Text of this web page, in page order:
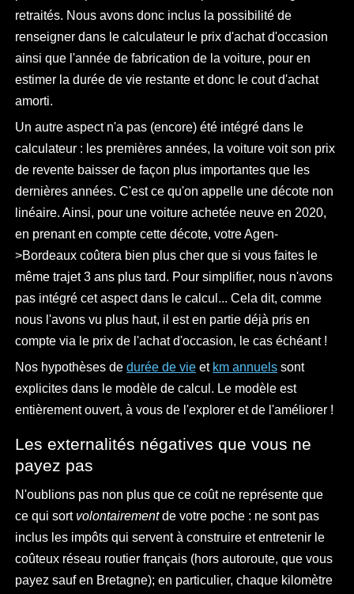
retraités. Nous avons donc inclus la possibilité de
renseigner dans le calculateur le prix d'achat d'occasion
ainsi que l'année de fabrication de la voiture, pour en
estimer la durée de vie restante et donc le cout d'achat
amorti.
Un autre aspect n'a pas (encore) été intégré dans le
calculateur : les premières années, la voiture voit son prix
de revente baisser de façon plus importantes que les
dernières années. C'est ce qu'on appelle une décote non
linéaire. Ainsi, pour une voiture achetée neuve en 2020,
en prenant en compte cette décote, votre Agen-
>Bordeaux coûtera bien plus cher que si vous faites le
même trajet 3 ans plus tard. Pour simplifier, nous n'avons
pas intégré cet aspect dans le calcul... Cela dit, comme
nous l'avons vu plus haut, il est en partie déjà pris en
compte via le prix de l'achat d'occasion, le cas échéant !
Nos hypothèses dedurée de vie et km annuels sont
explicites dans le modèle de calcul. Le modèle est
entièrement ouvert, à vous de l'explorer et de l'améliorer !
Les externalités négatives que vous ne
payez pas
N'oublions pas non plus que ce coût ne représente que
ce qui sort volontairementde votre poche : ne sont pas
inclus les impôts qui servent à construire et entretenir le
coûteux réseau routier français (hors autoroute, que vous
payez sauf en Bretagne); en particulier, chaque kilomètre